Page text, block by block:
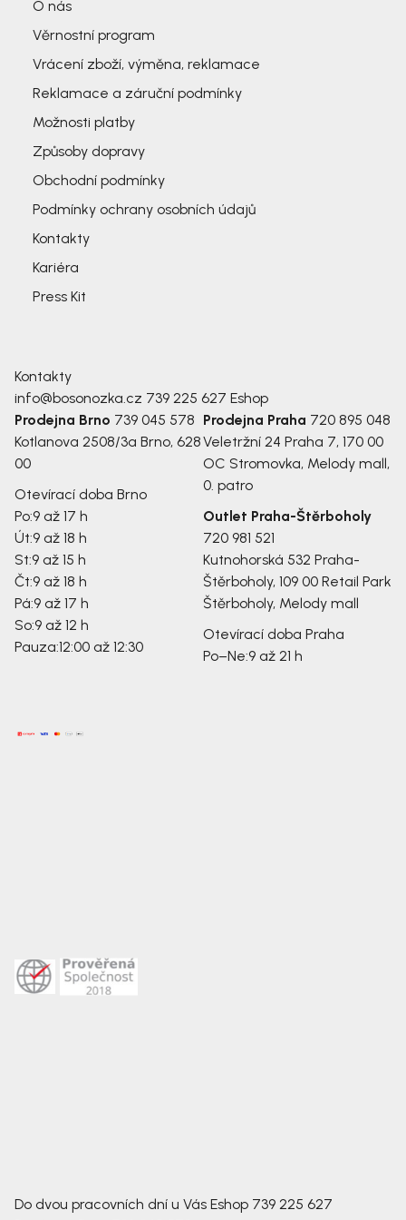
O nás
Věrnostní program
Vrácení zboží, výměna, reklamace
Reklamace a záruční podmínky
Možnosti platby
Způsoby dopravy
Obchodní podmínky
Podmínky ochrany osobních údajů
Kontakty
Kariéra
Press Kit
Kontakty
info@bosonozka.cz 739 225 627 Eshop
Prodejna Brno 739 045 578
Kotlanova 2508/3a Brno, 628
00
Otevírací doba Brno
Po:9 až 17 h
Út:9 až 18 h
St:9 až 15 h
Čt:9 až 18 h
Pá:9 až 17 h
So:9 až 12 h
Pauza:12:00 až 12:30
Prodejna Praha 720 895 048
Veletržní 24 Praha 7, 170 00
OC Stromovka, Melody mall,
0. patro
Outlet Praha-Štěrboholy
720 981 521
Kutnohorská 532 Praha-
Štěrboholy, 109 00 Retail Park
Štěrboholy, Melody mall
Otevírací doba Praha
Po–Ne:9 až 21 h
Do dvou pracovních dní u Vás Eshop 739 225 627